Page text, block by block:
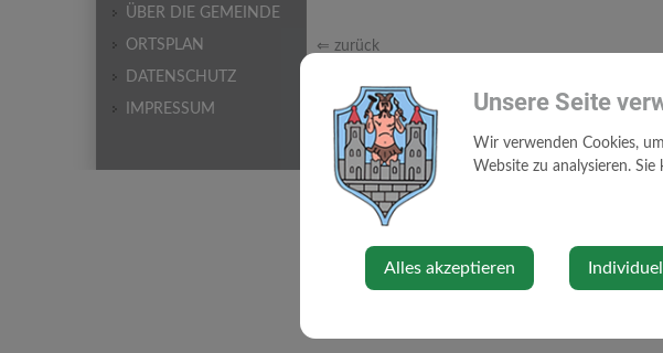
⇐ zurück
ÜBER DIE GEMEINDE
ORTSPLAN
DATENSCHUTZ
IMPRESSUM Unsere Seite
Wir verwenden Cookies,
Website zu analysieren.
Alles akzeptieren